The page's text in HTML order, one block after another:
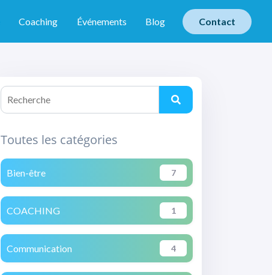
Coaching Événements Blog Contact
Toutes les catégories
Bien-être 7
COACHING 1
Communication 4